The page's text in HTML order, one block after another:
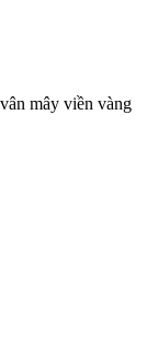
mây viền vàng